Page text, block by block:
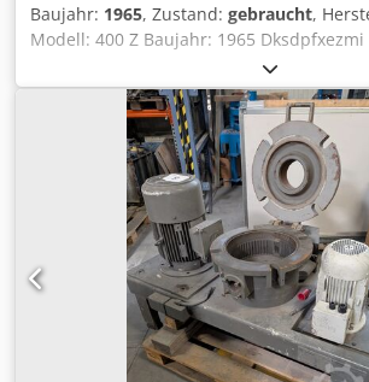
Baujahr: 1965, Zustand: gebraucht,
Modell: 400 Z Baujahr: 1965 Dksdpfxezmi
Schlagmühle Rotordurchmesser: 400 mm
22 kW ATEX-Klassifizierung: Ex II2G Ex
zulässige Drehzahl der Antriebswellen:
U/min Materialien: Gehäuse: Gusseisen
Edelstahl Tür mit geringfügiger
Überholung berücksichtigt wurde
angebracht, Dichtheit gewährleistet)